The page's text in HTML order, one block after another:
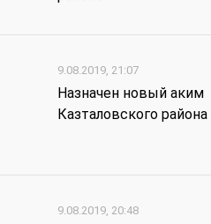
9.08.2019, 21:07
Назначен новый аким
Казталовского района
9.08.2019, 20:48